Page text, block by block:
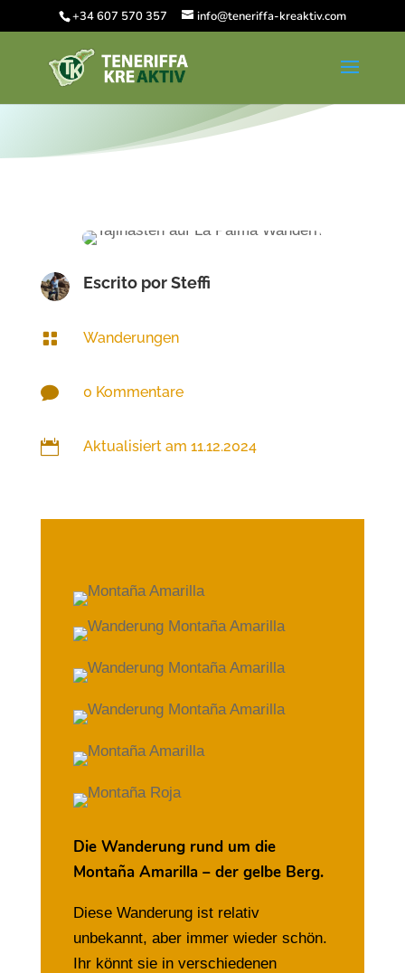
+34 607 570 357 info@teneriffa-kreaktiv.com
Escrito porSteffi
 Wanderungen
 0 Kommentare
 Aktualisiert am 11.12.2024
Die Wanderung rund um die
Montaña Amarilla – der gelbe Berg.
Diese Wanderung ist relativ
unbekannt, aber immer wieder schön.
Ihr könnt sie in verschiedenen